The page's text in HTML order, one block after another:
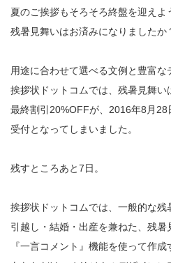
夏のご挨拶もそろそろ終盤を迎えよ
残暑見舞いはお済みになりましたか
用途に合わせて選べる文例と豊富
挨拶状ドットコムでは、残暑見舞い
最終割引20%OFFが、2016年8月28
受付となってしまいました。
残すところあと7日。
挨拶状ドットコムでは、一般的な残
引越し・結婚・出産を兼ねた、残暑
『一言コメント』機能を使って作成